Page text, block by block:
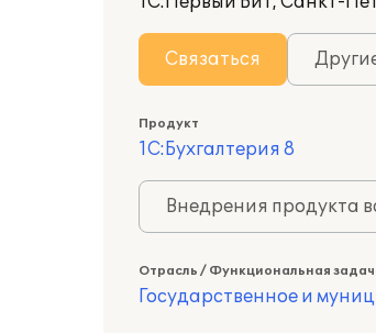
Связаться
Продукт
1С:Бухгалтерия 8
Внедрения продукта
Отрасль / Функциональная
Государственное и